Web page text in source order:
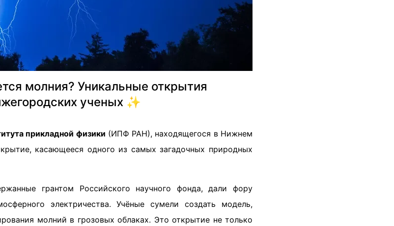
молния? Уникальные открытия
ученых ✨
прикладной физики (ИПФ РАН), находящегося в Нижнем
касающееся одного из самых загадочных природных
грантом Российского научного фонда, дали фору
электричества. Учёные сумели создать модель,
молний в грозовых облаках. Это открытие не только